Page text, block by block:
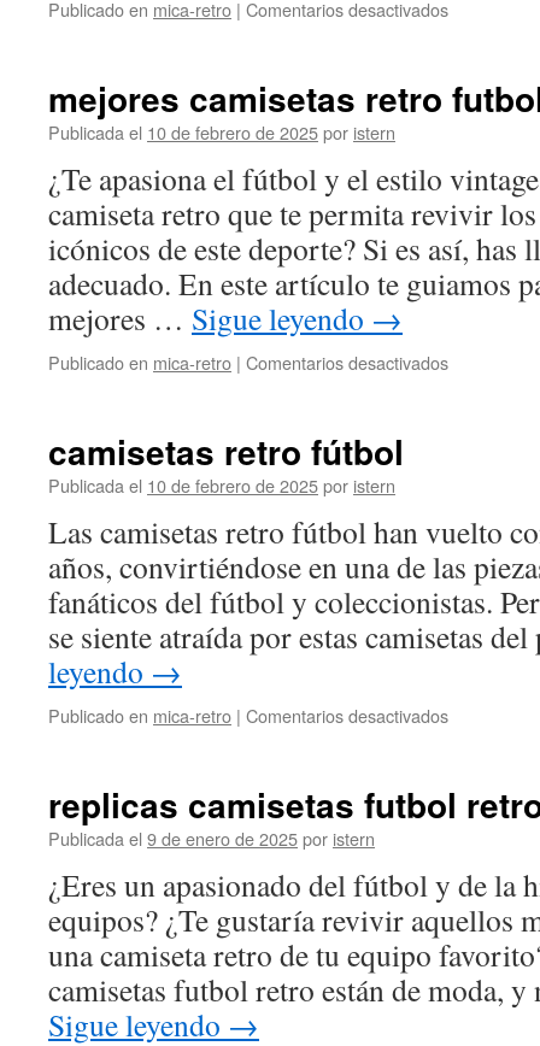
Publicado en mica-retro | Comentarios desactivadosen
mejores camisetas retro
Publicada el 10 de febrero de 2025por istern
¿Te apasiona el fútbol y el estilo
camiseta retro que te permita revivir
icónicos de este deporte? Si es así, has
adecuado. En este artículo te guiamos
mejores … Sigue leyendo →
Publicado en mica-retro | Comentarios desactivadosen
camisetas retro fútbol
Publicada el 10 de febrero de 2025por istern
Las camisetas retro fútbol han vuelto
años, convirtiéndose en una de las
fanáticos del fútbol y coleccionistas.
se siente atraída por estas camisetas
leyendo →
Publicado en mica-retro | Comentarios desactivadosen
replicas camisetas futbol
Publicada el 9 de enero de 2025por istern
¿Eres un apasionado del fútbol y de la
equipos? ¿Te gustaría revivir aquellos
una camiseta retro de tu equipo
camisetas futbol retro están de moda,
Sigue leyendo →